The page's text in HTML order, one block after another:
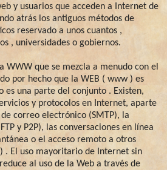
y usuarios que acceden a Internet de
atrás los antiguos métodos de
reservado a unos cuantos ,
, universidades o gobiernos.
WWW que se mezcla a menudo con el
por hecho que la WEB ( www ) es
es una parte del conjunto . Existen,
y protocolos en Internet, aparte
correo electrónico (SMTP), la
y P2P), las conversaciones en línea
o el acceso remoto a otros
. El uso mayoritario de Internet sin
al uso de la Web a través de